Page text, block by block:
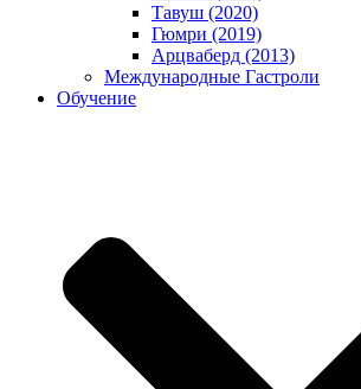
Тавуш (2020)
Гюмри (2019)
Арцваберд (2013)
Международные Гастроли
Обучение